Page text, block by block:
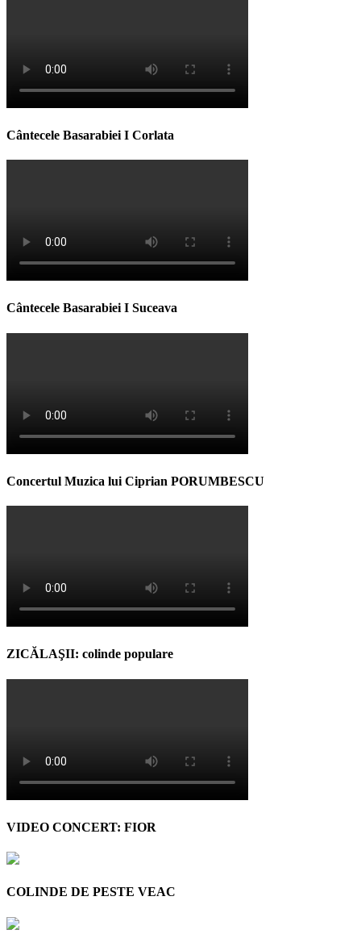
Cântecele Basarabiei I Corlata
Cântecele Basarabiei I Suceava
Concertul Muzica lui Ciprian PORUMBESCU
ZICĂLAŞII: colinde populare
VIDEO CONCERT: FIOR
COLINDE DE PESTE VEAC